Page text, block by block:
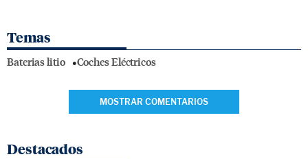
Temas
Baterias litio Coches Eléctricos
MOSTRAR COMENTARIOS
Destacados